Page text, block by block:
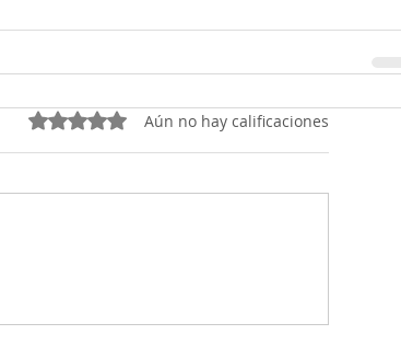
Obtuvo 0 de 5 estrellas.
Aún no hay calificaciones